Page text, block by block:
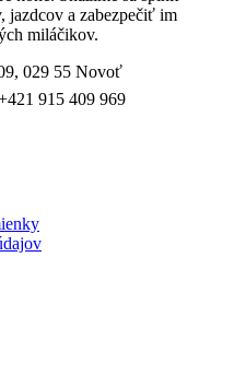
jazdcov a zabezpečiť im
miláčikov.
029 55 Novoť
915 409 969